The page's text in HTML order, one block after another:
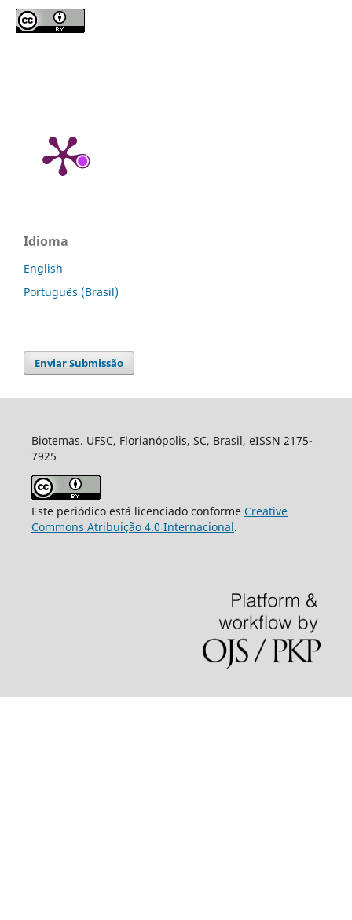
Idioma
English
Português (Brasil)
Enviar Submissão
Biotemas. UFSC, Florianópolis, SC, Brasil, eISSN 2175-
7925
Este periódico está licenciado conforme Creative
Commons Atribuição 4.0 Internacional.